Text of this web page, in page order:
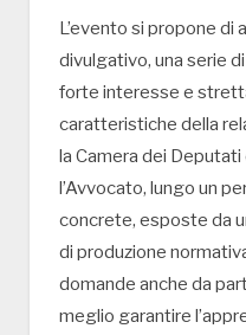
L’evento si propone di
divulgativo, una serie
forte interesse e
caratteristiche della
la Camera dei Deputati
l’Avvocato, lungo un
concrete, esposte da
di produzione
domande anche da
meglio garantire